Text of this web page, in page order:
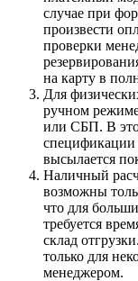
случае при
произвести
проверки
на карту в
Для
ручном
или СБП. В
спецификации
высылается
Наличный
возможны
что для
требуется
склад
только для
менеджером.